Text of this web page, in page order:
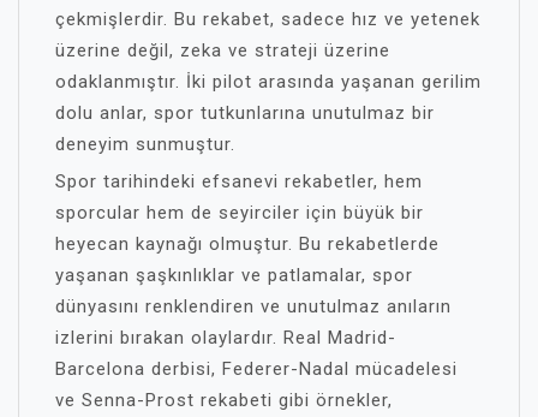
çekmişlerdir. Bu rekabet, sadece hız ve yetenek
üzerine değil, zeka ve strateji üzerine
odaklanmıştır. İki pilot arasında yaşanan gerilim
dolu anlar, spor tutkunlarına unutulmaz bir
deneyim sunmuştur.
Spor tarihindeki efsanevi rekabetler, hem
sporcular hem de seyirciler için büyük bir
heyecan kaynağı olmuştur. Bu rekabetlerde
yaşanan şaşkınlıklar ve patlamalar, spor
dünyasını renklendiren ve unutulmaz anıların
izlerini bırakan olaylardır. Real Madrid-
Barcelona derbisi, Federer-Nadal mücadelesi
ve Senna-Prost rekabeti gibi örnekler,